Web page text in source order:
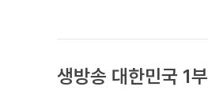
생방송 대한민국 1부